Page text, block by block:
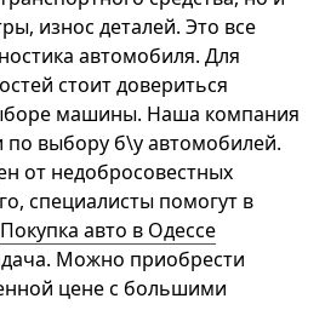
износ деталей. Это все
автомобиля. Для
стоит довериться
машины. Наша компания
по выбору б\у автомобилей.
от недобросовестных
специалисты помогут в
Покупка авто в Одессе
Можно приобрести
цене с большими